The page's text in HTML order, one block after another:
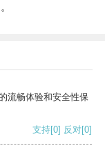
流畅体验和安全性保
支持[0] 反对[0]